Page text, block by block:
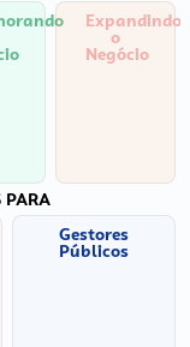
Expandindo
o
Negócio
PARA
Gestores
Públicos